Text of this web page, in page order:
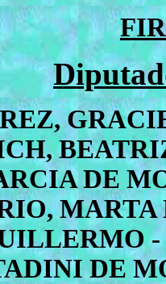
DE
DE